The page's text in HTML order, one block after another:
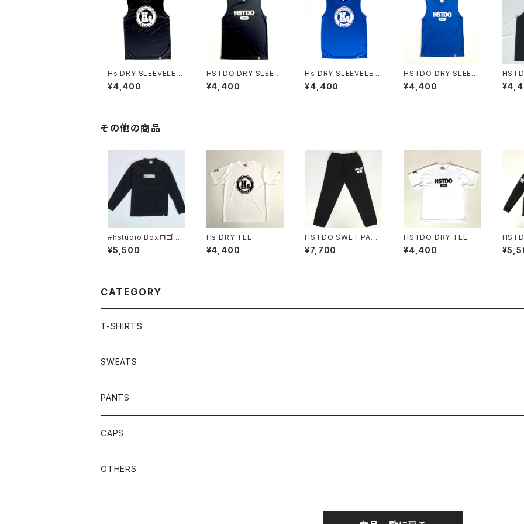
Hs DRY SLEEVELES
S
¥4,400
HSTDO DRY SLEEV
ELESS
¥4,400
Hs DRY SLEEVELES
S
¥4,400
HSTDO DRY SLEEV
ELESS
¥4,400
その他の商品
#hstudio Boxロゴ L
ONG SLEEVE COTT
ON
¥5,500
Hs DRY TEE
¥4,400
HSTDO SWET PANT
S
¥7,700
HSTDO DRY TEE
¥4,400
VE
CATEGORY
T-SHIRTS
SWEATS
PANTS
CAPS
OTHERS